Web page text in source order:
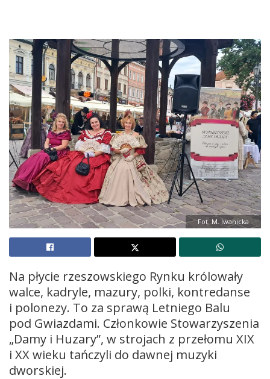
Fot. M. Iwanicka
Na płycie rzeszowskiego Rynku królowały
walce, kadryle, mazury, polki, kontredanse
i polonezy. To za sprawą Letniego Balu
pod Gwiazdami. Członkowie Stowarzyszenia
„Damy i Huzary”, w strojach z przełomu XIX
i XX wieku tańczyli do dawnej muzyki
dworskiej.